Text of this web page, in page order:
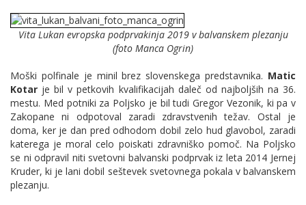
Vita Lukan evropska podprvakinja 2019 v balvanskem plezanju
(foto Manca Ogrin)
Moški polfinale je minil brez slovenskega predstavnika. Matic
Kotar je bil v petkovih kvalifikacijah daleč od najboljših na 36.
mestu. Med potniki za Poljsko je bil tudi Gregor Vezonik, ki pa v
Zakopane ni odpotoval zaradi zdravstvenih težav. Ostal je
doma, ker je dan pred odhodom dobil zelo hud glavobol, zaradi
katerega je moral celo poiskati zdravniško pomoč. Na Poljsko
se ni odpravil niti svetovni balvanski podprvak iz leta 2014 Jernej
Kruder, ki je lani dobil seštevek svetovnega pokala v balvanskem
plezanju.